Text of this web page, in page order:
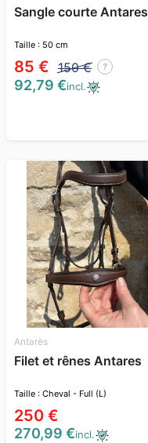
Sangle courte Antares
Taille : 50 cm
85 € 150 € ?
92,79 €incl.
Antarès
Filet et rênes Antares
Taille : Cheval - Full (L)
250 €
270,99 €incl.